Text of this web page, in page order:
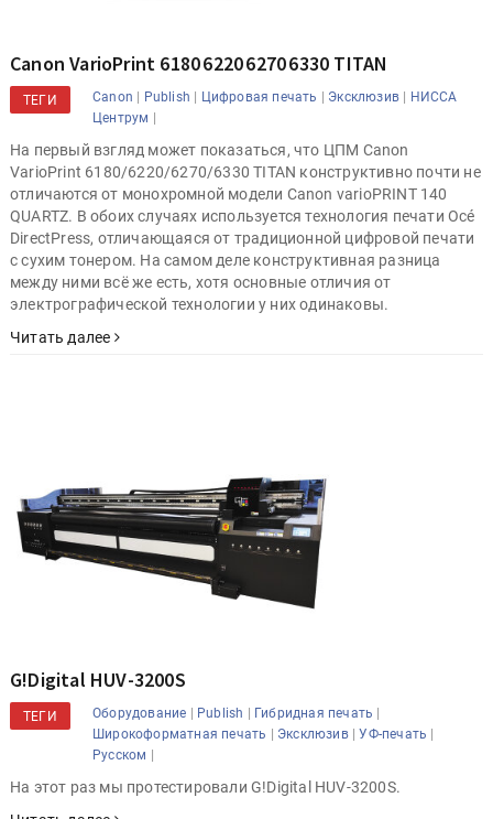
Canon VarioPrint 6180 6220 6270 6330 TITAN
ТЕГИ Canon | Publish | Цифровая печать | Эксклюзив | НИССА
Центрум |
На первый взгляд может показаться, что ЦПМ Canon
VarioPrint 6180/6220/6270/6330 TITAN конструктивно почти не
отличаются от монохромной модели Canon varioPRINT 140
QUARTZ. В обоих случаях используется технология печати Océ
DirectPress, отличающаяся от традиционной цифровой печати
с сухим тонером. На самом деле конструктивная разница
между ними всё же есть, хотя основные отличия от
электрографической технологии у них одинаковы.
Читать далее
G!Digital HUV-3200S
ТЕГИ Оборудование | Publish | Гибридная печать |
Широкоформатная печать | Эксклюзив|УФ-печать |
Русском |
На этот раз мы протестировали G!Digital HUV-3200S.